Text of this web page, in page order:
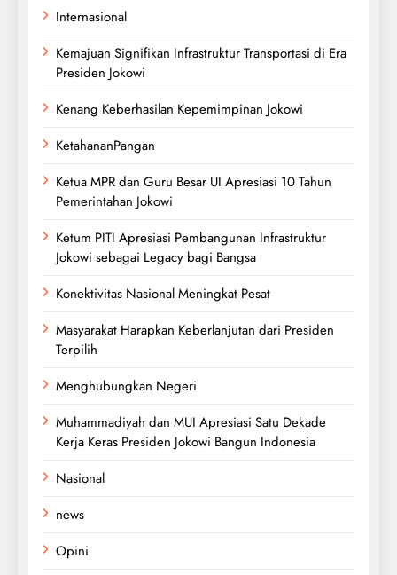
Internasional
Kemajuan Signifikan Infrastruktur Transportasi di Era
Presiden Jokowi
Kenang Keberhasilan Kepemimpinan Jokowi
KetahananPangan
Ketua MPR dan Guru Besar UI Apresiasi 10 Tahun
Pemerintahan Jokowi
Ketum PITI Apresiasi Pembangunan Infrastruktur
Jokowi sebagai Legacy bagi Bangsa
Konektivitas Nasional Meningkat Pesat
Masyarakat Harapkan Keberlanjutan dari Presiden
Terpilih
Menghubungkan Negeri
Muhammadiyah dan MUI Apresiasi Satu Dekade
Kerja Keras Presiden Jokowi Bangun Indonesia
Nasional
news
Opini